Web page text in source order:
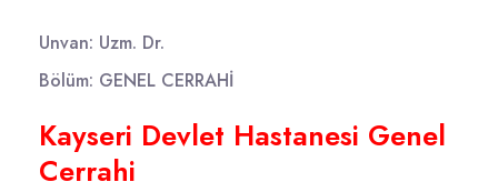
Unvan: Uzm. Dr.
Bölüm: GENEL CERRAHİ
Kayseri Devlet Hastanesi Genel
Cerrahi